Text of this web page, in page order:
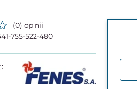
(0) opinii
755-522-480